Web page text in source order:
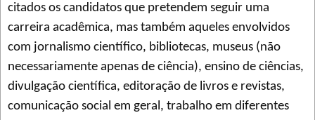
citados os candidatos que pretendem seguir uma
carreira acadêmica, mas também aqueles envolvidos
com jornalismo científico, bibliotecas, museus (não
necessariamente apenas de ciência), ensino de ciências,
divulgação científica, editoração de livros e revistas,
comunicação social em geral, trabalho em diferentes